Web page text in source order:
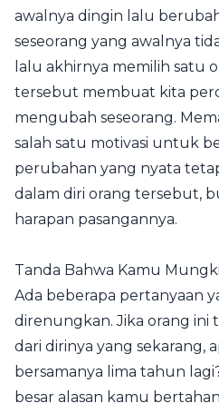
awalnya dingin lalu
seseorang yang awalnya
lalu akhirnya memilih satu
tersebut membuat kita
mengubah seseorang.
salah satu motivasi untuk
perubahan yang nyata
dalam diri orang tersebut,
harapan pasangannya.
Tanda Bahwa Kamu
Ada beberapa pertanyaan
direnungkan. Jika orang ini
dari dirinya yang sekarang,
bersamanya lima tahun
besar alasan kamu